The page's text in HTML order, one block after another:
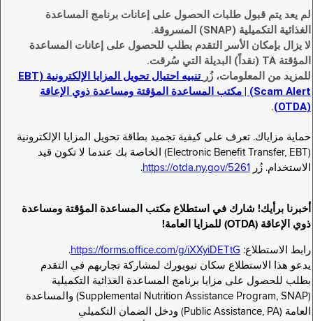
لم يعد يتم قبول طلبات الحصول على إعانات برنامج المساعدة
الغذائية التكميلية (SNAP) المسروقة.
لا يزال بإمكان الأسر التقدم بطلب للحصول على إعانات المساعدة
المؤقتة TA (نقداً) البديلة التي سُرقت.
للمزيد من المعلومات، زُر
تنبيه احتيال تحويل المزايا الإلكترونية (EBT
Scam Alert) | مكتب المساعدة المؤقتة ومساعدة ذوي الإعاقة
(OTDA)
.
حماية مزاياك. تعرف على كيفية تجميد بطاقة تحويل المزايا الإلكترونية
(Electronic Benefit Transfer, EBT) الخاصة بك عندما لا تكون قيد
الاستخدام. زُر
https://otda.ny.gov/5261
.
أخبرنا برأيك! شارك في استطلاع مكتب المساعدة المؤقتة ومساعدة
ذوي الإعاقة (OTDA) للمزايا العامة!
رابط الاستطلاع: https://forms.office.com/g/iXXyiDETtG
.
يدعو هذا الاستطلاع سكان نيويورك لمشاركة تجاربهم في التقدم
بطلب للحصول على مزايا برنامج المساعدة الغذائية التكميلية
(Supplemental Nutrition Assistance Program, SNAP) والمساعدة
العامة (Public Assistance, PA) ودخل الضمان التكميلي